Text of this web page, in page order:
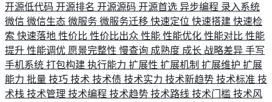
开源低代码 开源排名 开源源码 开源首选 异步编程 录入系统
微信 微信生态 微服务 微服务迁移 快速定位 快速搭建 快速检
索 快速落地 性价比 性价比出众 性能 性能优化 性能对比 性能
提升 性能调优 愿景完整性 慢查询 成熟度 成长 战略差异 手写
手机系统 打包构建 执行能力 扩展性 扩展机制 扩展维护 扩展
能力 批量 技巧 技术 技术债 技术实力 技术新趋势 技术标准 技
术栈 技术管理 技术编程 技术趋势 技术路线 技术门槛 技术风